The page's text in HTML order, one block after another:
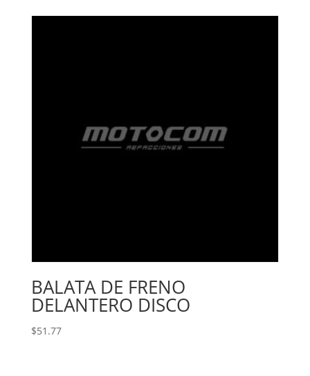
BALATA DE FRENO
DELANTERO DISCO
$51.77